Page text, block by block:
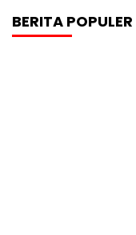
BERITA POPULER